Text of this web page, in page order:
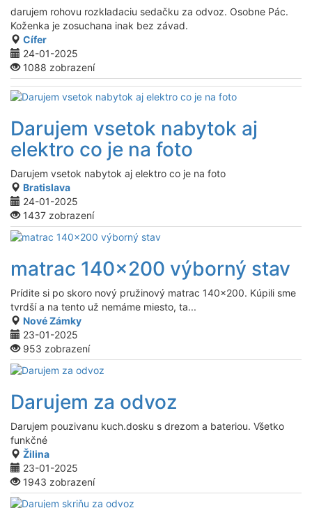
darujem rohovu rozkladaciu sedačku za odvoz. Osobne Pác.
Koženka je zosuchana inak bez závad.
Cífer
24-01-2025
1088 zobrazení
Darujem vsetok nabytok aj
elektro co je na foto
Darujem vsetok nabytok aj elektro co je na foto
Bratislava
24-01-2025
1437 zobrazení
matrac 140x200 výborný stav
Prídite si po skoro nový pružinový matrac 140x200. Kúpili sme
tvrdší a na tento už nemáme miesto, ta...
Nové Zámky
23-01-2025
953 zobrazení
Darujem za odvoz
Darujem pouzivanu kuch.dosku s drezom a bateriou. Všetko
funkčné
Žilina
23-01-2025
1943 zobrazení